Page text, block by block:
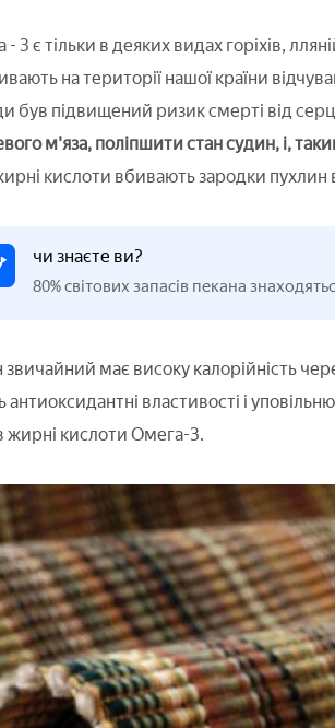
3 є тільки в деяких видах горіхів,
на території нашої країни
був підвищений ризик смерті від
м'яза, поліпшити стан судин, і,
кислоти вбивають зародки пухлин
чи знаєте ви?
80% світових запасів пекана
звичайний має високу калорійність
антиоксидантні властивості і
жирні кислоти Омега-3.